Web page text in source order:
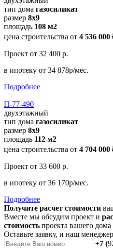
тип дома газосиликат
размер 8х9
площадь 108 м2
цена строительства от 4 536 000
Проект от 32 400 р.
в ипотеку от 34 878р/мес.
Подробнее
П-77-490
двухэтажный
тип дома газосиликат
размер 8х9
площадь 112 м2
цена строительства от 4 704 000
Проект от 33 600 р.
в ипотеку от 36 170р/мес.
Подробнее
Получите расчет стоимости
Вместе мы обсудим проект и
стоимость проекта вашего дома
Оставьте заявку, и наш
+7 (